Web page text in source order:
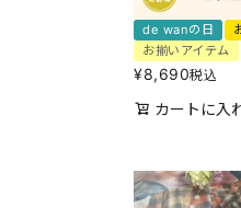
de wanの日
お揃いアイテム
¥8,690税込
カートに入